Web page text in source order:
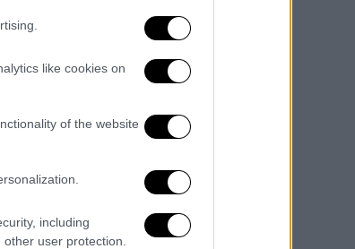
like cookies on
of the website
including
user protection.
και οι...